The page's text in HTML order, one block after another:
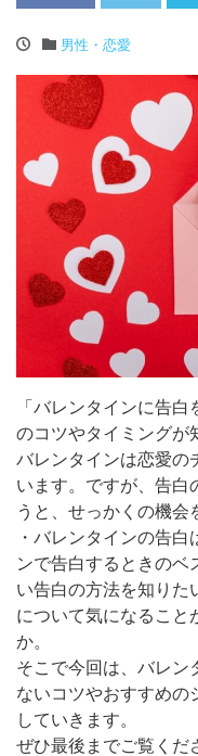
男性・恋愛
「バレンタインに告
のコツやタイミングが
バレンタインは恋愛の
います。ですが、告白
うと、せっかくの機会
・バレンタインの告
ンで告白するときのベ
い告白の方法を知りた
について気になること
か。
そこで今回は、バレン
ないコツやおすすめの
していきます。
ぜひ最後までご覧くだ